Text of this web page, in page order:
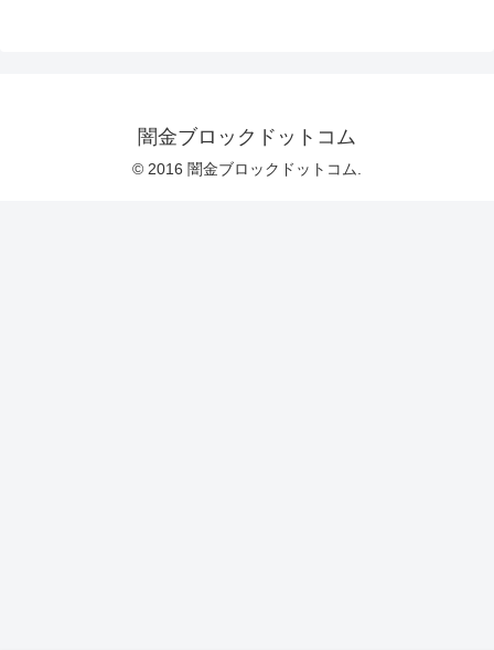
闇金ブロックドットコム
© 2016 闇金ブロックドットコム.